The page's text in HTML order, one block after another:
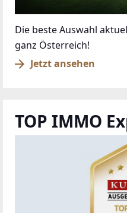
Die beste Auswahl
ganz Österreich!
Jetzt ansehen
TOP IMMO